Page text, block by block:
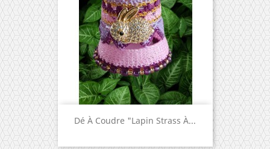
Dé À Coudre "Lapin Strass À...